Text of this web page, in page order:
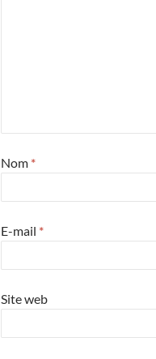
Nom *
E-mail *
Site web